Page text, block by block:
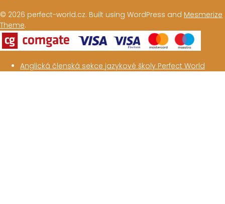
© 2026 perfect-world.cz. Built using WordPress and Mesmerize
Theme.
Anglická členská sekce jazykové školy Perfect World